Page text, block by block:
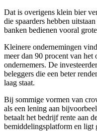
Dat is overigens klein bier
die spaarders hebben
banken bedienen vooral
Kleinere ondernemingen
meer dan 90 procent van het
ondernemers. De
beleggers die een beter
laag staat.
Bij sommige vormen van
als een lening aan
betaalt het bedrijf rente aan
bemiddelingsplatform en ligt